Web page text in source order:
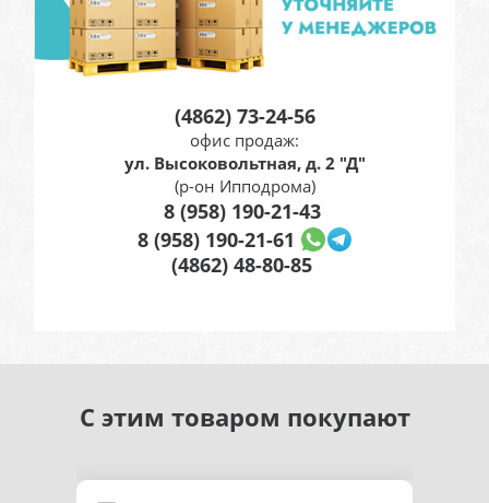
8 (958) 190-21-43
8 (958) 190-21-61
(4862) 48-80-85
(4862) 73-24-56
офис продаж:
ул. Высоковольтная, д. 2 "Д"
(р-он Ипподрома)
С этим товаром покупают